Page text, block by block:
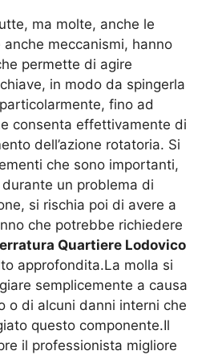
ma molte, anche le
meccanismi, hanno
permette di agire
in modo da spingerla
fino ad
consenta effettivamente di
dell’azione rotatoria. Si
che sono importanti,
un problema di
si rischia poi di avere a
che potrebbe richiedere
Quartiere Lodovico
approfondita.La molla si
semplicemente a causa
o di alcuni danni interni che
questo componente.Il
il professionista migliore